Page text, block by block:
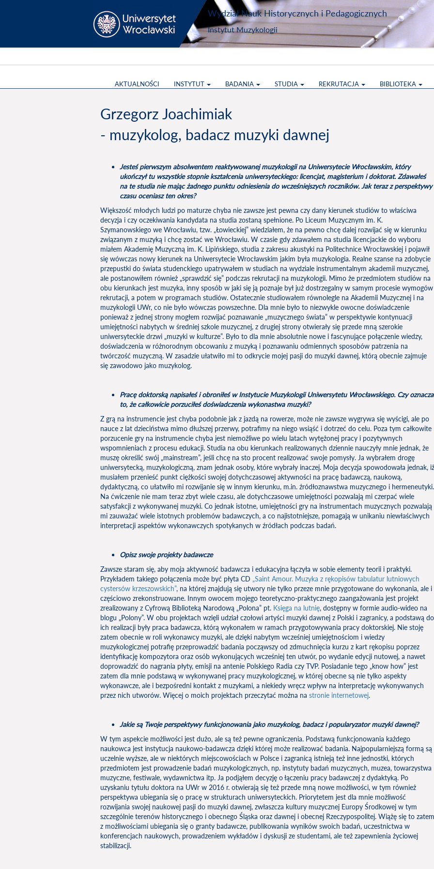
Wydział Nauk Historycznych i Pedagogicznych
Instytut Muzykologii
AKTUALNOŚCI INSTYTUT BADANIA STUDIA REKRUTACJA BIBLIOTEKA
Grzegorz Joachimiak
- muzykolog, badacz muzyki dawnej
Jesteś pierwszym absolwentem reaktywowanej muzykologii na Uniwersytecie Wrocławskim, który
ukończył tu wszystkie stopnie kształcenia uniwersyteckiego: licencjat, magisterium i doktorat. Zdawałeś
na te studia nie mając żadnego punktu odniesienia do wcześniejszych roczników. Jak teraz z perspektywy
czasu oceniasz ten okres?
Większość młodych ludzi po maturze chyba nie zawsze jest pewna czy dany kierunek studiów to właściwa
decyzja i czy oczekiwania kandydata na studia zostaną spełnione. Po Liceum Muzycznym im. K.
Szymanowskiego we Wrocławiu, tzw. „Łowieckiej” wiedziałem, że na pewno chcę dalej rozwijać się w kierunku
związanym z muzyką i chcę zostać we Wrocławiu. W czasie gdy zdawałem na studia licencjackie do wyboru
miałem Akademię Muzyczną im. K. Lipińskiego, studia z zakresu akustyki na Politechnice Wrocławskiej i pojawił
się wówczas nowy kierunek na Uniwersytecie Wrocławskim jakim była muzykologia. Realne szanse na zdobycie
przepustki do świata studenckiego upatrywałem w studiach na wydziale instrumentalnym akademii muzycznej,
ale postanowiłem również „sprawdzić się” podczas rekrutacji na muzykologii. Mimo że przedmiotem studiów na
obu kierunkach jest muzyka, inny sposób w jaki się ją poznaje był już dostrzegalny w samym procesie wymogów
rekrutacji, a potem w programach studiów. Ostatecznie studiowałem równolegle na Akademii Muzycznej i na
muzykologii UWr, co nie było wówczas powszechne. Dla mnie było to niezwykle owocne doświadczenie
ponieważ z jednej strony mogłem rozwijać poznawanie „muzycznego świata” w perspektywie kontynuacji
umiejętności nabytych w średniej szkole muzycznej, z drugiej strony otwierały się przede mną szerokie
uniwersyteckie drzwi „muzyki w kulturze”. Było to dla mnie absolutnie nowe i fascynujące połączenie wiedzy,
doświadczenia w różnorodnym obcowaniu z muzyką i poznawaniu odmiennych sposobów patrzenia na
twórczość muzyczną. W zasadzie ułatwiło mi to odkrycie mojej pasji do muzyki dawnej, którą obecnie zajmuje
się zawodowo jako muzykolog.
Pracę doktorską napisałeś i obroniłeś w Instytucie Muzykologii Uniwersytetu Wrocławskiego. Czy oznacza
to, że całkowicie porzuciłeś doświadczenia wykonastwa muzyki?
Z grą na instrumencie jest chyba podobnie jak z jazdą na rowerze, może nie zawsze wygrywa się wyścigi, ale po
nauce z lat dzieciństwa mimo dłuższej przerwy, potrafimy na niego wsiąść i dotrzeć do celu. Poza tym całkowite
porzucenie gry na instrumencie chyba jest niemożliwe po wielu latach wytężonej pracy i pozytywnych
wspomnieniach z procesu edukacji. Studia na obu kierunkach realizowanych dziennie nauczyły mnie jednak, że
muszę określić swój „mainstream”, jeśli chcę na sto procent realizować swoje pomysły. Ja wybrałem drogę
uniwersytecką, muzykologiczną, znam jednak osoby, które wybrały inaczej. Moja decyzja spowodowała jednak, iż
musiałem przenieść punkt ciężkości swojej dotychczasowej aktywności na pracę badawczą, naukową,
dydaktyczną, co ułatwiło mi rozwijanie się w innym kierunku, m.in. źródłoznawstwa muzycznego i hermeneutyki.
Na ćwiczenie nie mam teraz zbyt wiele czasu, ale dotychczasowe umiejętności pozwalają mi czerpać wiele
satysfakcji z wykonywanej muzyki. Co jednak istotne, umiejętności gry na instrumentach muzycznych pozwalają
mi zauważać wiele istotnych problemów badawczych, a co najistotniejsze, pomagają w unikaniu niewłaściwych
interpretacji aspektów wykonawczych spotykanych w źródłach podczas badań.
Opisz swoje projekty badawcze
Zawsze staram się, aby moja aktywność badawcza i edukacyjna łączyła w sobie elementy teorii i praktyki.
Przykładem takiego połączenia może być płyta CD „Saint Amour. Muzyka z rękopisów tabulatur lutniowych
cystersów krzeszowskich”, na której znajdują się utwory nie tylko przeze mnie przygotowane do wykonania, ale i
częściowo zrekonstruowane. Innym owocem mojego teoretyczno-praktycznego zaangażowania jest projekt
zrealizowany z Cyfrową Biblioteką Narodową „Polona” pt. Księga na lutnię, dostępny w formie audio-wideo na
blogu „Polony”. W obu projektach wzięli udział czołowi artyści muzyki dawnej z Polski i zagranicy, a podstawą do
ich realizacji były praca badawcza, którą wykonałem w ramach przygotowywania pracy doktorskiej. Nie stoję
zatem obecnie w roli wykonawcy muzyki, ale dzięki nabytym wcześniej umiejętnościom i wiedzy
muzykologicznej potrafię przeprowadzić badania począwszy od zdmuchnięcia kurzu z kart rękopisu poprzez
identyfikację kompozytora oraz osób wykonujących wcześniej ten utwór, po wydanie edycji nutowej, a nawet
doprowadzić do nagrania płyty, emisji na antenie Polskiego Radia czy TVP. Posiadanie tego „know how” jest
zatem dla mnie podstawą w wykonywanej pracy muzykologicznej, w której obecne są nie tylko aspekty
wykonawcze, ale i bezpośredni kontakt z muzykami, a niekiedy wręcz wpływ na interpretację wykonywanych
przez nich utworów. Więcej o moich projektach przeczytać można na stronie internetowej.
Jakie są Twoje perspektywy funkcjonowania jako muzykolog, badacz i popularyzator muzyki dawnej?
W tym aspekcie możliwości jest dużo, ale są też pewne ograniczenia. Podstawą funkcjonowania każdego
naukowca jest instytucja naukowo-badawcza dzięki której może realizować badania. Najpopularniejszą formą są
uczelnie wyższe, ale w niektórych miejscowościach w Polsce i zagranicą istnieją też inne jednostki, których
przedmiotem jest prowadzenie badań muzykologicznych, np. instytuty badań muzycznych, muzea, towarzystwa
muzyczne, festiwale, wydawnictwa itp. Ja podjąłem decyzję o łączeniu pracy badawczej z dydaktyką. Po
uzyskaniu tytułu doktora na UWr w 2016 r. otwierają się też przede mną nowe możliwości, w tym również
perspektywa ubiegania się o pracę w strukturach uniwersyteckich. Priorytetem jest dla mnie możliwość
rozwijania swojej naukowej pasji do muzyki dawnej, zwłaszcza kultury muzycznej Europy Środkowej w tym
szczególnie terenów historycznego i obecnego Śląska oraz dawnej i obecnej Rzeczypospolitej. Wiążę się to zatem
z możliwościami ubiegania się o granty badawcze, publikowania wyników swoich badań, uczestnictwa w
konferencjach naukowych, prowadzeniem wykładów i dyskusji ze studentami, ale też zapewnienia życiowej
stabilizacji.